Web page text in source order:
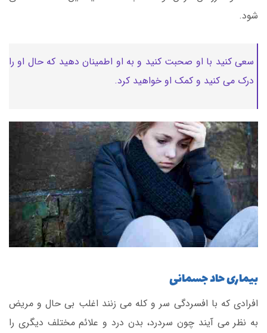
شود.
سعی کنید با او صحبت کنید و به او اطمینان دهید که حال او را
درک می کنید و کمک او خواهید کرد.
بیماری حاد جسمانی
افرادی که با افسردگی سر و کله می زنند اغلب بی حال و مریض
به نظر می آیند چون سردرد، بدن درد و علائم مختلف دیگری را